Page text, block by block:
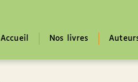
Accueil Nos livres